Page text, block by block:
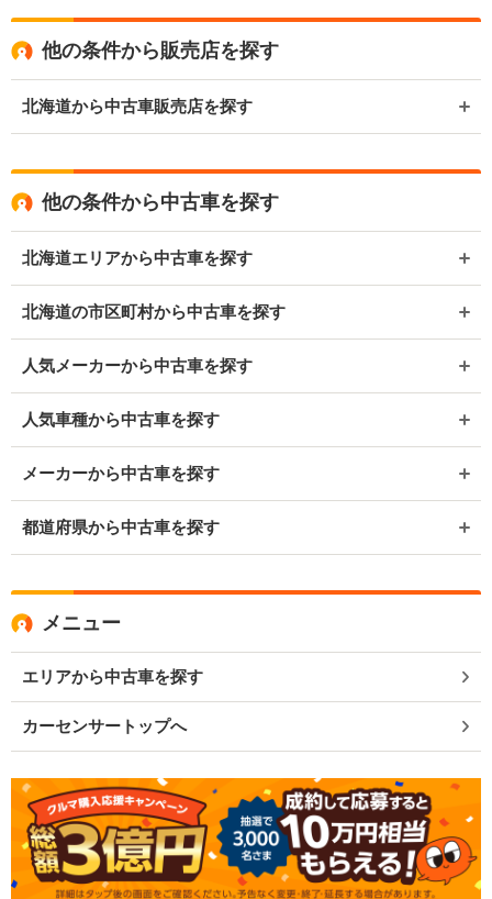
他の条件から販売店を探す
北海道から中古車販売店を探す
他の条件から中古車を探す
北海道エリアから中古車を探す
北海道の市区町村から中古車を探す
人気メーカーから中古車を探す
人気車種から中古車を探す
メーカーから中古車を探す
都道府県から中古車を探す
メニュー
エリアから中古車を探す
カーセンサートップへ